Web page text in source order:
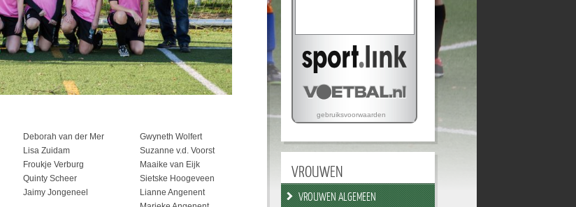
Deborah van der Mer
Gwyneth Wolfert
Lisa Zuidam
Suzanne v.d. Voorst
Froukje Verburg
Maaike van Eijk
Quinty Scheer
Sietske Hoogeveen
Jaimy Jongeneel
Lianne Angenent
VROUWEN
VROUWEN ALGEMEEN